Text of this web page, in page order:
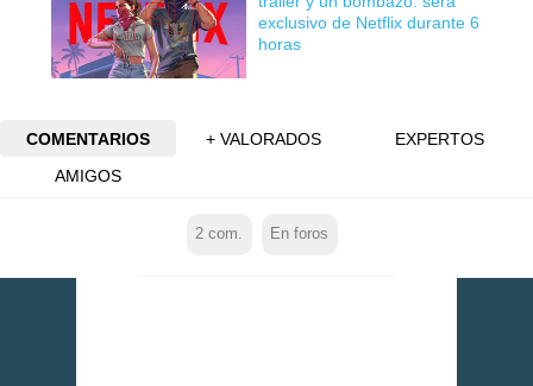
exclusivo de Netflix durante 6
horas
COMENTARIOS + VALORADOS
EXPERTOS
AMIGOS
2 com. En foros